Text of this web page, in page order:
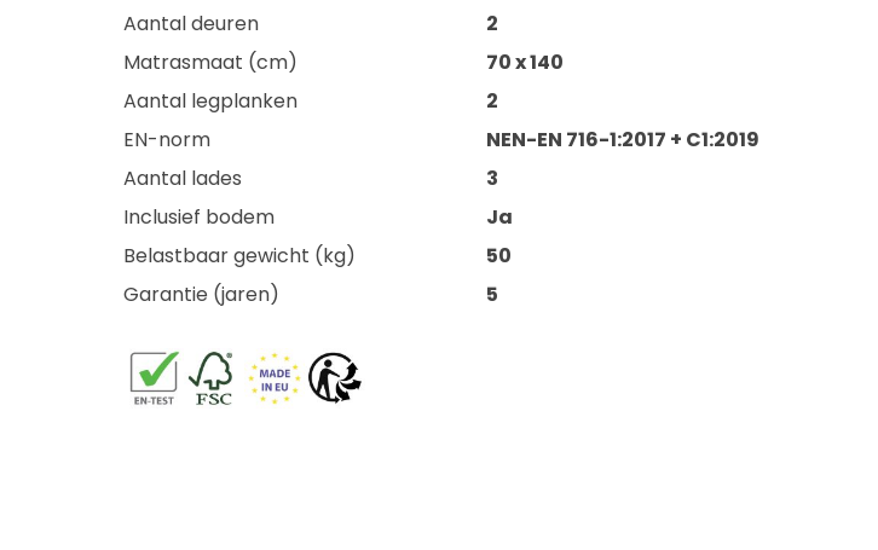
Aantal deuren
2
Matrasmaat (cm)
70 x 140
Aantal legplanken
2
EN-norm
NEN-EN 716-1:2017 + C1:2019
Aantal lades
3
Inclusief bodem
Ja
Belastbaar gewicht (kg)
50
Garantie (jaren)
5